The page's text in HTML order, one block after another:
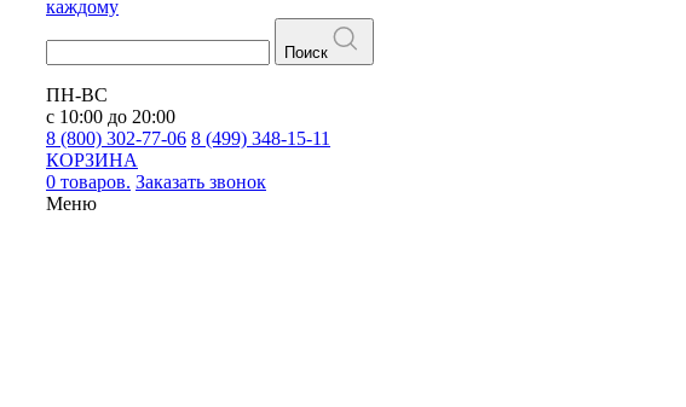
каждому
Поиск
ПН-ВС
с 10:00 до 20:00
8 (800) 302-77-06 8 (499) 348-15-11
КОРЗИНА
0 товаров. Заказать звонок
Меню